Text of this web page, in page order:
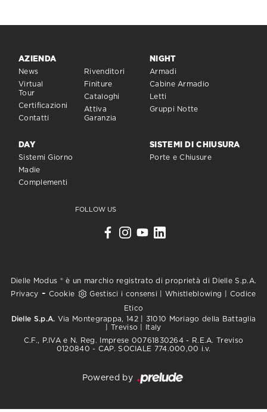
AZIENDA
News
Virtual
Tour
Certificazioni
Contatti
Rivenditori
Finiture
Cataloghi
Attiva
Garanzia
NIGHT
Armadi
Cabine Armadio
Letti
Gruppi Notte
DAY
Sistemi Giorno
Madie
Complementi
SISTEMI DI CHIUSURA
Porte e Chiusure
FOLLOW US
Dielle Modus ® è un marchio registrato di proprietà di Dielle S.p.A.
Privacy - Cookie Gestisci i consensi Whistleblowing
Codice
Etico
Dielle S.p.A. Via Montegrappa, 142 | 31010 Moriago della Battaglia
| Treviso | Italy
C.F., P.IVA e N. Reg. Imprese 00761830264 - R.E.A. Treviso
0120840 - CAP. SOCIALE 774.000,00 i.v.
Powered by